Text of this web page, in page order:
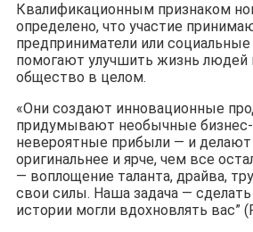
Квалификационным признаком
определено, что участие
предприниматели или
помогают улучшить жизнь людей
общество в целом.
«Они создают инновационные
придумывают необычные
невероятные прибыли — и
оригинальнее и ярче, чем все
— воплощение таланта, драйва,
свои силы. Наша задача —
истории могли вдохновлять вас”